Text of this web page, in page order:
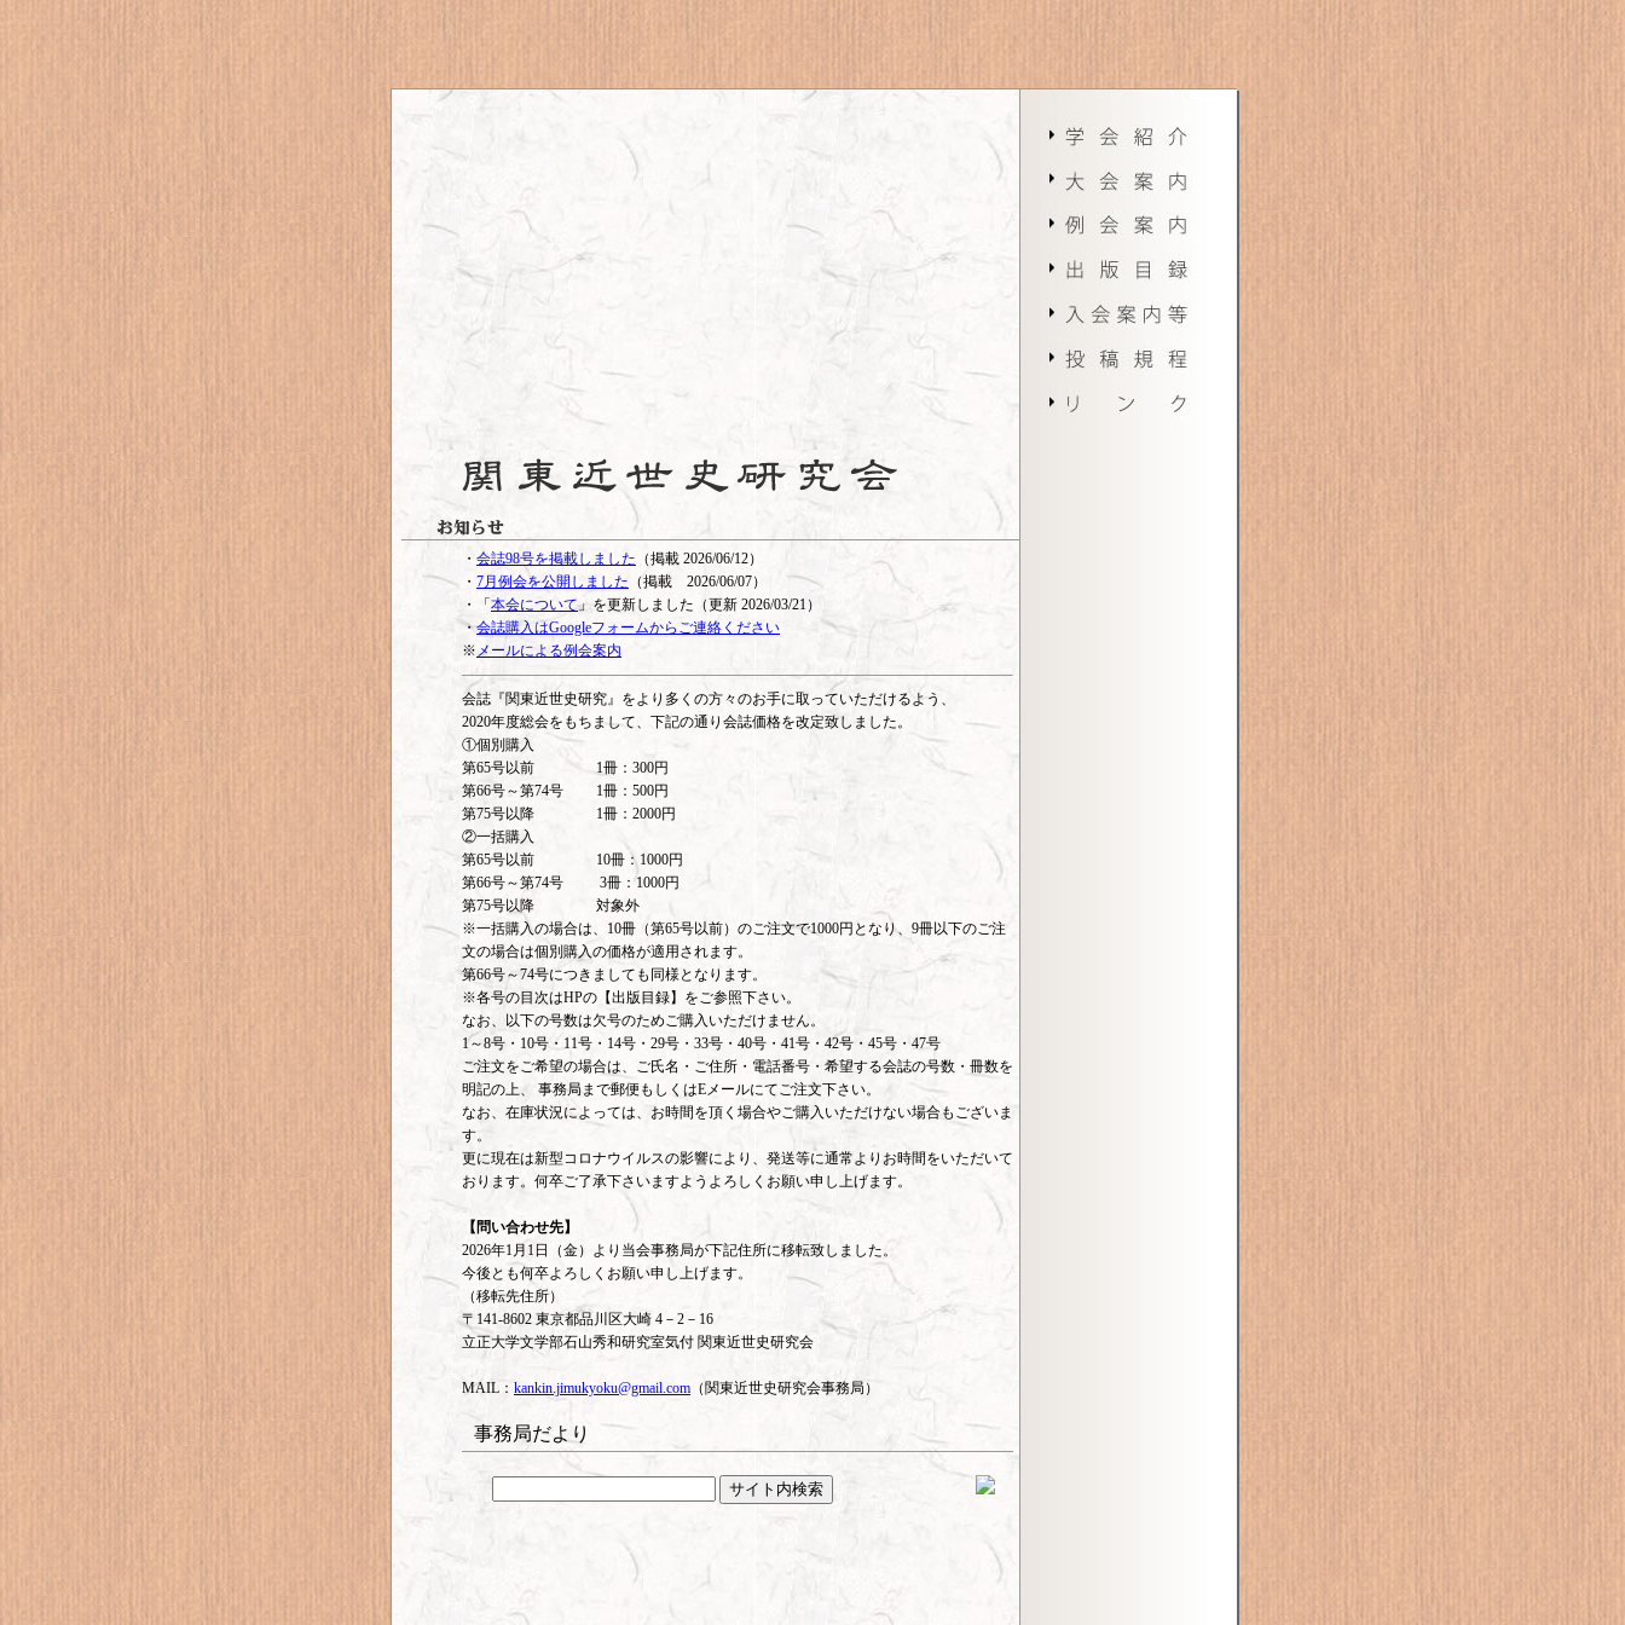
・ 会誌98号を掲載しました （掲載 2026/06/12）
・ 7月例会を公開しました （掲載 2026/06/07）
・「 本会について」を更新しました（更新 2026/03/21）
・ 会誌購入はGoogleフォームからご連絡ください
※メールによる例会案内
会誌『関東近世史研究』をより多くの方々のお手に取っていただけるよう、
2020年度総会をもちまして、下記の通り会誌価格を改定致しました。
①個別購入
第65号以前 1冊：300円
第66号～第74号 1冊：500円
第75号以降 1冊：2000円
②一括購入
第65号以前 10冊：1000円
第66号～第74号 3冊：1000円
第75号以降 対象外
※一括購入の場合は、10冊（第65号以前）のご注文で1000円となり、9冊以下のご注
文の場合は個別購入の価格が適用されます。
第66号～74号につきましても同様となります。
※各号の目次はHPの【出版目録】をご参照下さい。
なお、以下の号数は欠号のためご購入いただけません。
1～8号・10号・11号・14号・29号・33号・40号・41号・42号・45号・47号
ご注文をご希望の場合は、ご氏名・ご住所・電話番号・希望する会誌の号数・冊数を
明記の上、 事務局まで郵便もしくはEメールにてご注文下さい。
なお、在庫状況によっては、お時間を頂く場合やご購入いただけない場合もございま
す。
更に現在は新型コロナウイルスの影響により、発送等に通常よりお時間をいただいて
おります。何卒ご了承下さいますようよろしくお願い申し上げます。
【問い合わせ先】
2026年1月1日（金）より当会事務局が下記住所に移転致しました。
今後とも何卒よろしくお願い申し上げます。
（移転先住所）
〒141-8602 東京都品川区大崎 4－2－16
立正大学文学部石山秀和研究室気付 関東近世史研究会
MAIL： kankin.jimukyoku@gmail.com （関東近世史研究会事務局）
事務局だより